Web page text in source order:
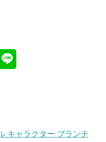
キャラクター ブランチ